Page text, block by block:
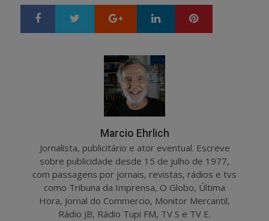
Google+ LinkedIn
Marcio Ehrlich
Jornalista, publicitário e ator eventual. Escreve
sobre publicidade desde 15 de julho de 1977,
com passagens por jornais, revistas, rádios e tvs
como Tribuna da Imprensa, O Globo, Última
Hora, Jornal do Commercio, Monitor Mercantil,
Rádio JB, Rádio Tupi FM, TV S e TV E.